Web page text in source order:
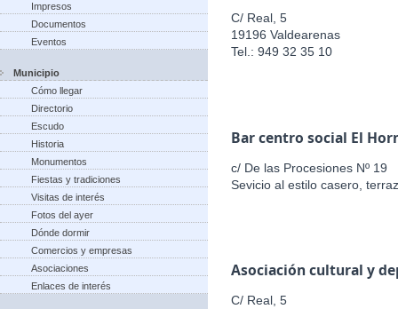
Impresos
Documentos
Eventos
Municipio
Cómo llegar
Directorio
Escudo
Historia
Monumentos
Fiestas y tradiciones
Visitas de interés
Fotos del ayer
Dónde dormir
Comercios y empresas
Asociaciones
Enlaces de interés
C/ Real, 5
19196 Valdearenas
Tel.: 949 32 35 10
Bar centro social El
c/ De las Procesiones Nº 19
Sevicio al estilo casero,
Asociación cultural y
C/ Real, 5